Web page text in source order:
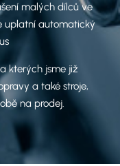
malých dílců ve
uplatní automatický
kterých jsme již
a také stroje,
na prodej.